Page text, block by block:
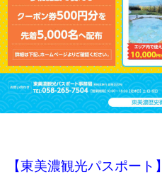
【東美濃観光パスポート】